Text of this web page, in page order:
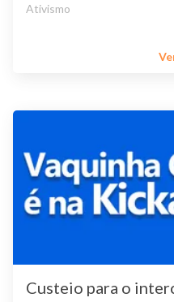
Ativismo
Custeio para o